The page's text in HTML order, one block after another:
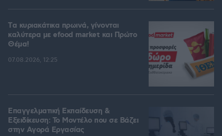
Tα κυριακάτικα πρωινά, γίνονται
καλύτερα με efood market και Πρώτο
Θέμα!
07.08.2026, 12:25
Επαγγελματική Εκπαίδευση &
Εξειδίκευση: Το Mοντέλο που σε Bάζει
στην Aγορά Eργασίας